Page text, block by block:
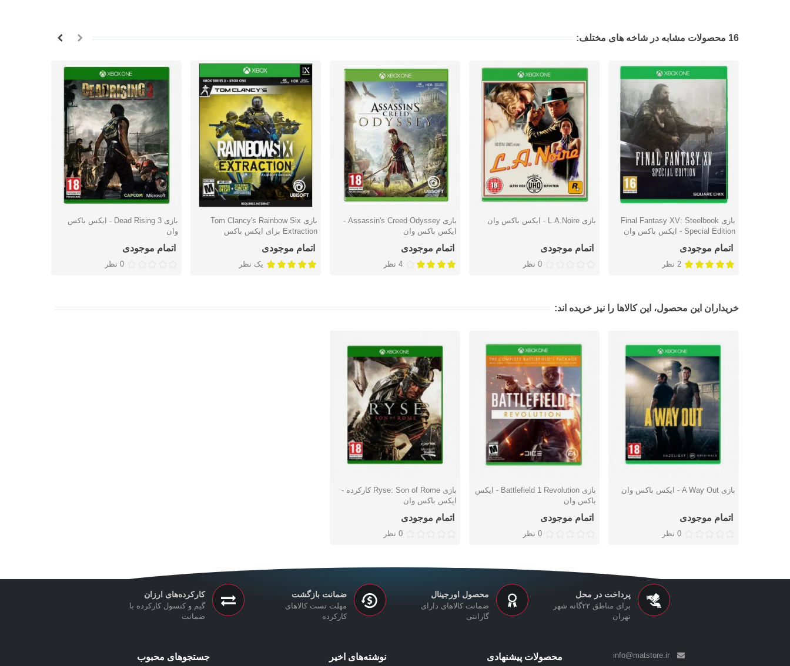
16 محصولات مشابه در شاخه های مختلف:
دوست داشتن
بازی Final Fantasy XV: Steelbook
Special Edition - ایکس باکس وان
اتمام موجودی
2 نظر
دوست داشتن بازی L.A.Noire - ایکس باکس وان
اتمام موجودی
0 نظر
دوست داشتن
بازی Assassin's Creed Odyssey -
ایکس باکس وان
اتمام موجودی
4 نظر
دوست داشتن
بازی Tom Clancy's Rainbow Six
Extraction برای ایکس باکس
اتمام موجودی
یک نظر
دوست داشتنبازی Dead Rising 3 - ایکس باکس
وان
اتمام موجودی
0 نظر
خریداران این محصول، این کالاها را نیز خریده اند:
دوست داشتن بازی A Way Out - ایکس باکس وان
اتمام موجودی
0 نظر
دوست داشتن
بازی Battlefield 1 Revolution - ایکس
باکس وان
اتمام موجودی
0 نظر
دوست داشتن
بازی Ryse: Son of Rome کارکرده -
ایکس باکس وان
اتمام موجودی
0 نظر
پرداخت در محل
برای مناطق ۲۲گانه شهر
تهران
محصول اورجینال
ضمانت کالاهای دارای
گارانتی
ضمانت بازگشت
مهلت تست کالاهای
کارکرده
کارکرده‌های ارزان
گیم و کنسول کارکرده با
ضمانت
info@matstore.ir
محصولات پیشنهادی نوشته‌های اخیر جستجوهای محبوب